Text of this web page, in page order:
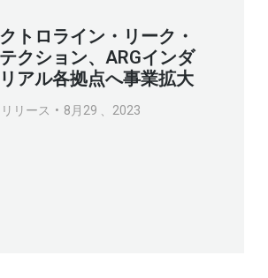
トロライン・リーク・
クション、ARGインダ
アル各拠点へ事業拡大
リース 8月29 、2023